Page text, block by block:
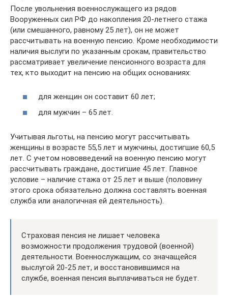
После увольнения военнослужащего из рядов
Вооруженных сил РФ до накопления 20-летнего стажа
(или смешанного, равному 25 лет), он не может
рассчитывать на военную пенсию. Кроме необходимости
наличия выслуги по указанным срокам, правительство
рассматривает увеличение пенсионного возраста для
тех, кто выходит на пенсию на общих основаниях:
для женщин он составит 60 лет;
для мужчин – 65 лет.
Учитывая льготы, на пенсию могут рассчитывать
женщины в возрасте 55,5 лет и мужчины, достигшие 60,5
лет. С учетом нововведений на военную пенсию могут
рассчитывать граждане, достигшие 45 лет. Главное
условие – наличие стажа от 25 лет и выше (половину
этого срока обязательно должна составлять военная
служба или аналогичная ей деятельность).
Страховая пенсия не лишает человека
возможности продолжения трудовой (военной)
деятельности. Военнослужащим, со значащейся
выслугой 20-25 лет, и восстановившимся на
службе, военная пенсия выплачиваться не будет.